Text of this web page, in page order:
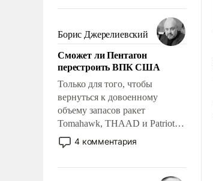
мужественным и твердым под
ударами судьбы, брать на себя
ответственность, помогать
слабым, идти вперед и
адаптироваться.
Борис Джерелиевский
Сможет ли Пентагон
перестроить ВПК США
Только для того, чтобы
вернуться к довоенному
объему запасов ракет
Tomahawk, THAAD и Patriot
США потребуется более трех
лет. Даже небольшая война с
4 комментария